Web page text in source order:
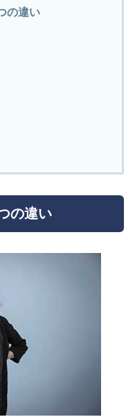
の違い
の違い